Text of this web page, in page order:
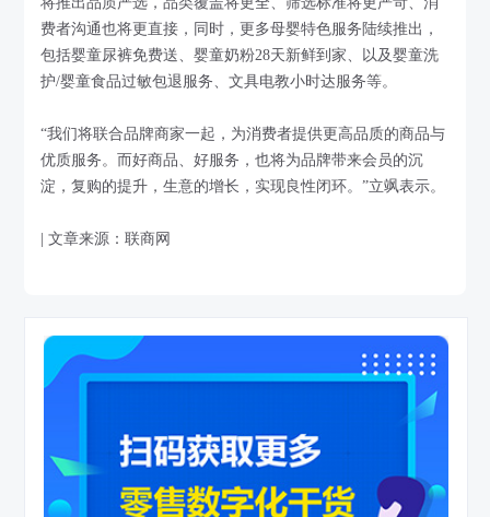
费者沟通也将更直接，同时，更多母婴特色服务陆续推出，
包括婴童尿裤免费送、婴童奶粉28天新鲜到家、以及婴童洗
护/婴童食品过敏包退服务、文具电教小时达服务等。
“我们将联合品牌商家一起，为消费者提供更高品质的商品与
优质服务。而好商品、好服务，也将为品牌带来会员的沉
淀，复购的提升，生意的增长，实现良性闭环。”立飒表示。
| 文章来源：联商网